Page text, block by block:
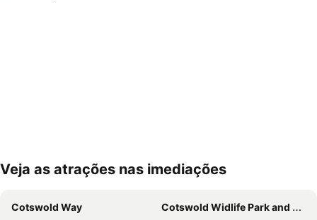
Ampliar mapa
Veja as atrações nas imediações
Cotswold Way
Cotswold Widlife Park and Gardens